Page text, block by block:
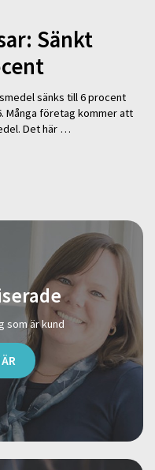
Sänkt
sänks till 6 procent
Många företag kommer att
Det här …
som är kund